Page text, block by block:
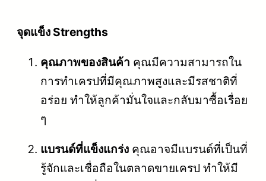
จุดแข็ง Strengths
คุณภาพของสินค้า คุณมีความสามารถใน
การทำเครปที่มีคุณภาพสูงและมีรสชาติที่
อร่อย ทำให้ลูกค้ามั่นใจและกลับมาซื้อเรื่อย
ๆ
แบรนด์ที่แข็งแกร่ง คุณอาจมีแบรนด์ที่เป็นที่
รู้จักและเชื่อถือในตลาดขายเครป ทำให้มี